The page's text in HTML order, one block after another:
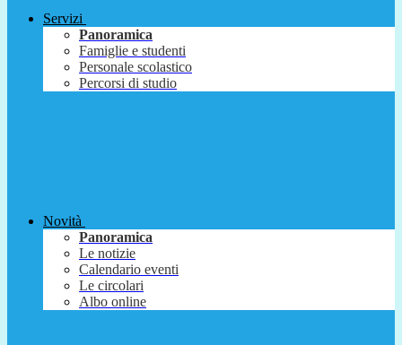
Servizi
Panoramica
Famiglie e studenti
Personale scolastico
Percorsi di studio
Novità
Panoramica
Le notizie
Calendario eventi
Le circolari
Albo online